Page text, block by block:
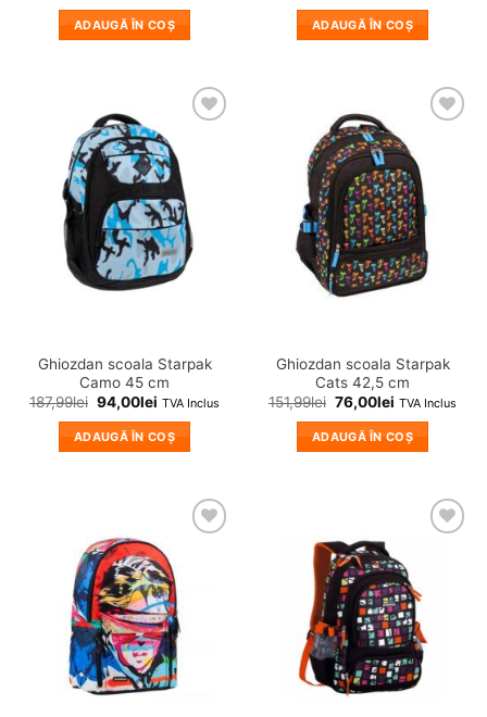
ADAUGĂ ÎN COȘ ADAUGĂ ÎN COȘ
Adauga
wishlist!
Ghiozdan scoala Starpak
Camo 45 cm
187,99lei 94,00lei TVA Inclus
ADAUGĂ ÎN COȘ
Adauga
wishlist!
Ghiozdan scoala Starpak
Cats 42,5 cm
151,99lei 76,00lei TVA Inclus
ADAUGĂ ÎN COȘ
wishlist!
wishlist!